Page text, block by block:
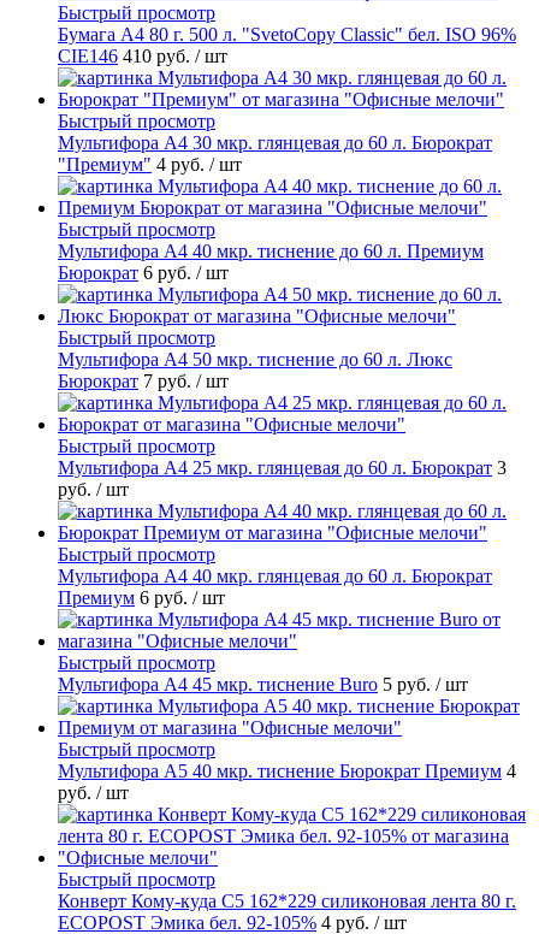
Быстрый просмотр
Бумага А4 80 г. 500 л. "SvetoCopy Classic" бел. ISO 96%
CIE146 410 руб. / шт
Быстрый просмотр
Мультифора А4 30 мкр. глянцевая до 60 л. Бюрократ
"Премиум" 4 руб. / шт
Быстрый просмотр
Мультифора А4 40 мкр. тиснение до 60 л. Премиум
Бюрократ 6 руб. / шт
Быстрый просмотр
Мультифора А4 50 мкр. тиснение до 60 л. Люкс
Бюрократ 7 руб. / шт
Быстрый просмотр
Мультифора А4 25 мкр. глянцевая до 60 л. Бюрократ 3
руб. / шт
Быстрый просмотр
Мультифора А4 40 мкр. глянцевая до 60 л. Бюрократ
Премиум 6 руб. / шт
Быстрый просмотр
Мультифора А4 45 мкр. тиснение Buro 5 руб. / шт
Быстрый просмотр
Мультифора А5 40 мкр. тиснение Бюрократ Премиум 4
руб. / шт
Быстрый просмотр
Конверт Кому-куда С5 162*229 силиконовая лента 80 г.
ECOPOST Эмика бел. 92-105% 4 руб. / шт